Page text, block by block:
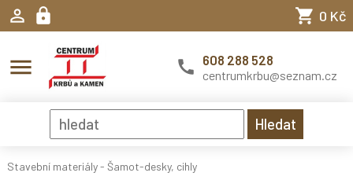
0 Kč
menu 608 288 528
centrumkrbu@seznam.cz
Stavební materiály- Šamot-desky, cihly